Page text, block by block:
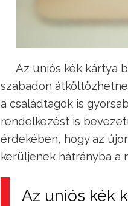
Az uniós kék kártya
szabadon
a családtagok is
rendelkezést is
érdekében, hogy az
kerüljenek hátrányba a
Az uniós kék